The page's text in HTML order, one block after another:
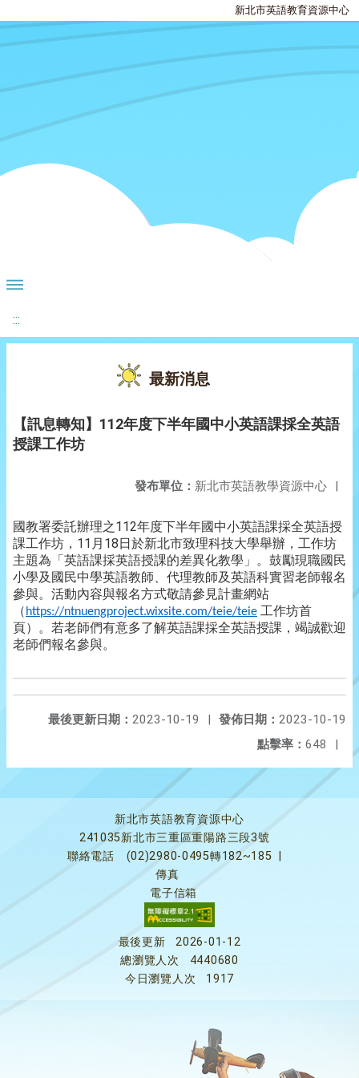
新北市英語教育資源中心
:::
最新消息
【訊息轉知】112年度下半年國中小英語課採全英語
授課工作坊
發布單位： 新北市英語教學資源中心 |
國教署委託辦理之112年度下半年國中小英語課採全英語授
課工作坊，11月18日於新北市致理科技大學舉辦，工作坊
主題為「英語課採英語授課的差異化教學」。鼓勵現職國民
小學及國民中學英語教師、代理教師及英語科實習老師報名
參與。活動內容與報名方式敬請參見計畫網站
（ https://ntnuengproject.wixsite.com/teie/teie 工作坊首
頁）。若老師們有意多了解英語課採全英語授課，竭誠歡迎
老師們報名參與。
發佈日期： 2023-10-19
最後更新日期： 2023-10-19
|
點擊率： 648 |
新北市英語教育資源中心
241035新北市三重區重陽路三段3號
聯絡電話
(02)2980-0495轉182~185
傳真
電子信箱
最後更新
2026-01-12
總瀏覽人次
4440680
今日瀏覽人次
1917